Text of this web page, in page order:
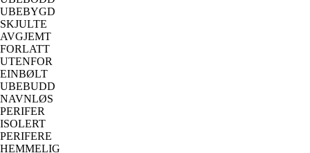
UBEBYGD
SKJULTE
AVGJEMT
FORLATT
UTENFOR
EINBØLT
UBEBUDD
NAVNLØS
PERIFER
ISOLERT
PERIFERE
HEMMELIG